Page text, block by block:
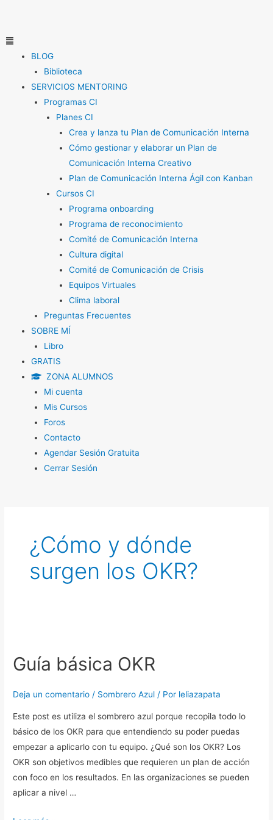
contenido
Menú
BLOG
Biblioteca
SERVICIOS MENTORING
Programas CI
Planes CI
Crea y lanza tu Plan de Comunicación Interna
Cómo gestionar y elaborar un Plan de
Comunicación Interna Creativo
Plan de Comunicación Interna Ágil con Kanban
Cursos CI
Programa onboarding
Programa de reconocimiento
Comité de Comunicación Interna
Cultura digital
Comité de Comunicación de Crisis
Equipos Virtuales
Clima laboral
Preguntas Frecuentes
SOBRE MÍ
Libro
GRATIS
ZONA ALUMNOS
Mi cuenta
Mis Cursos
Foros
Contacto
Agendar Sesión Gratuita
Cerrar Sesión
¿Cómo y dónde
surgen los OKR?
Guía básica OKR
Deja un comentario / Sombrero Azul / Por leliazapata
Este post es utiliza el sombrero azul porque recopila todo lo
básico de los OKR para que entendiendo su poder puedas
empezar a aplicarlo con tu equipo. ¿Qué son los OKR? Los
OKR son objetivos medibles que requieren un plan de acción
con foco en los resultados. En las organizaciones se pueden
aplicar a nivel …
OKR